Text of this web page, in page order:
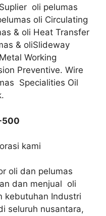
oli pelumas
oli Circulating
& oli Heat Transfer
& oliSlideway
Working
Preventive. Wire
Specialities Oil
500
kami
oli dan pelumas
dan menjual oli
kebutuhan Industri
seluruh nusantara,